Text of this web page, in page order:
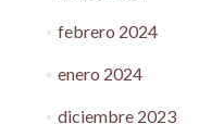
febrero 2024
enero 2024
diciembre 2023